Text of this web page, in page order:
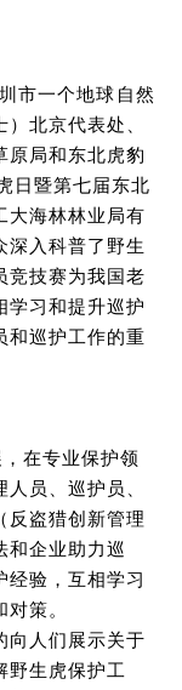
市一个地球自然
北京代表处、
原局和东北虎豹
日暨第七届东北
大海林林业局有
深入科普了野生
竞技赛为我国老
学习和提升巡护
和巡护工作的重
在专业保护领
员、巡护员、
反盗猎创新管理
和企业助力巡
经验，互相学习
策。
向人们展示关于
野生虎保护工